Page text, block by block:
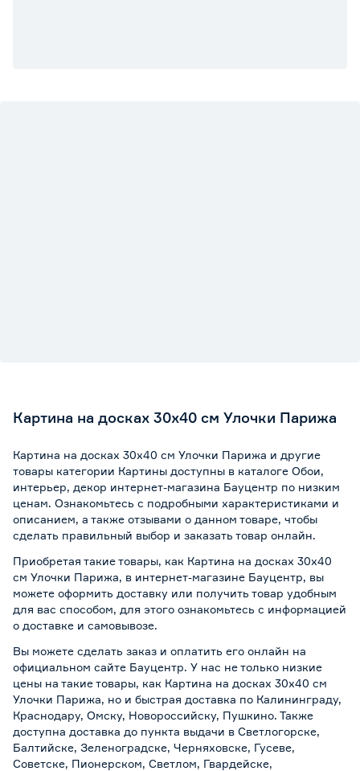
Картина на досках 30х40 см Улочки Парижа
Картина на досках 30х40 см Улочки Парижа и другие
товары категории Картины доступны в каталоге Обои,
интерьер, декор интернет-магазина Бауцентр по низким
ценам. Ознакомьтесь с подробными характеристиками и
описанием, а также отзывами о данном товаре, чтобы
сделать правильный выбор и заказать товар онлайн.
Приобретая такие товары, как Картина на досках 30х40
см Улочки Парижа, в интернет-магазине Бауцентр, вы
можете оформить доставку или получить товар удобным
для вас способом, для этого ознакомьтесь с информацией
о доставке и самовывозе.
Вы можете сделать заказ и оплатить его онлайн на
официальном сайте Бауцентр. У нас не только низкие
цены на такие товары, как Картина на досках 30х40 см
Улочки Парижа, но и быстрая доставка по Калининграду,
Краснодару, Омску, Новороссийску, Пушкино. Также
доступна доставка до пункта выдачи в Светлогорске,
Балтийске, Зеленоградске, Черняховске, Гусеве,
Советске, Пионерском, Светлом, Гвардейске,